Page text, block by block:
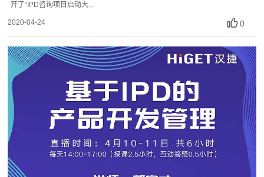
开了“IPD咨询项目启动大...
2020-04-24 0